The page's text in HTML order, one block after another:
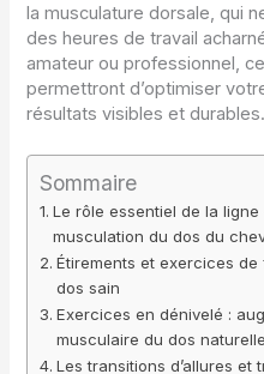
la musculature dorsale, qui
des heures de travail
amateur ou professionnel,
permettront d’optimiser
résultats visibles et durables.
Sommaire
Le rôle essentiel de la
musculation du dos du
Étirements et exercices de
dos sain
Exercices en dénivelé :
musculaire du dos
Les transitions d’allures et